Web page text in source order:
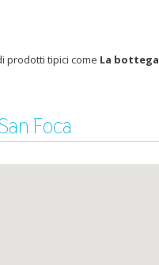
prodotti tipici come La bottega
Foca